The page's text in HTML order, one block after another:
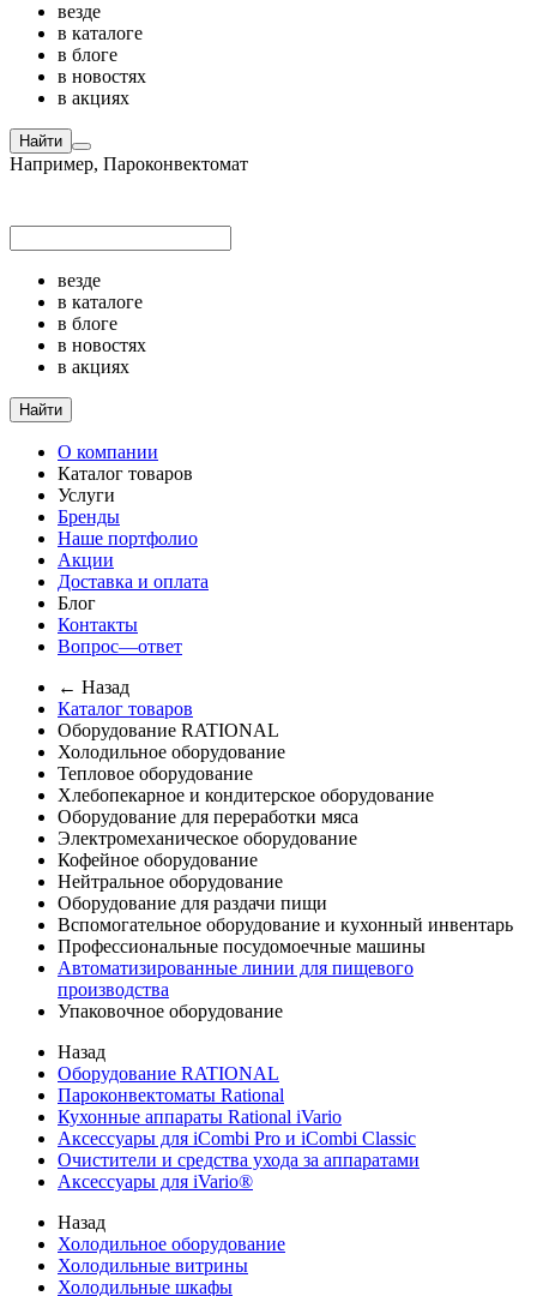
везде
в каталоге
в блоге
в новостях
в акциях
Найти
Например, Пароконвектомат
везде
в каталоге
в блоге
в новостях
в акциях
Найти
О компании
Каталог товаров
Услуги
Бренды
Наше портфолио
Акции
Доставка и оплата
Блог
Контакты
Вопрос—ответ
← Назад
Каталог товаров
Оборудование RATIONAL
Холодильное оборудование
Тепловое оборудование
Хлебопекарное и кондитерское оборудование
Оборудование для переработки мяса
Электромеханическое оборудование
Кофейное оборудование
Нейтральное оборудование
Оборудование для раздачи пищи
Вспомогательное оборудование и кухонный инвентарь
Профессиональные посудомоечные машины
Автоматизированные линии для пищевого
производства
Упаковочное оборудование
Назад
Оборудование RATIONAL
Пароконвектоматы Rational
Кухонные аппараты Rational iVario
Аксессуары для iCombi Pro и iCombi Classic
Очистители и средства ухода за аппаратами
Аксессуары для iVario®
Назад
Холодильное оборудование
Холодильные витрины
Холодильные шкафы